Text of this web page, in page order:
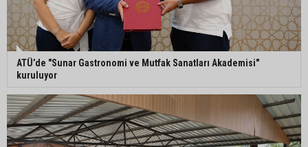
ATÜ’de "Sunar Gastronomi ve Mutfak Sanatları Akademisi"
kuruluyor